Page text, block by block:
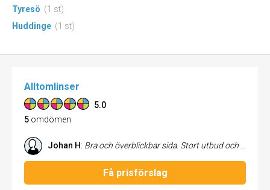
Tyresö (1 st)
Huddinge (1 st)
Alltomlinser
5.0
5 omdömen
Johan H: Bra och överblickbar sida. Stort utbud och många möjliga leverantörer att välja mellan. När jag hade en fråga och kontaktade bolaget fick jag snabbt svar. Nu har jag gått från min gamla optiker i stan till att hitta och köpa linser via alltomlinser. Sparar mer än 1000kr per år på det.
Få prisförslag